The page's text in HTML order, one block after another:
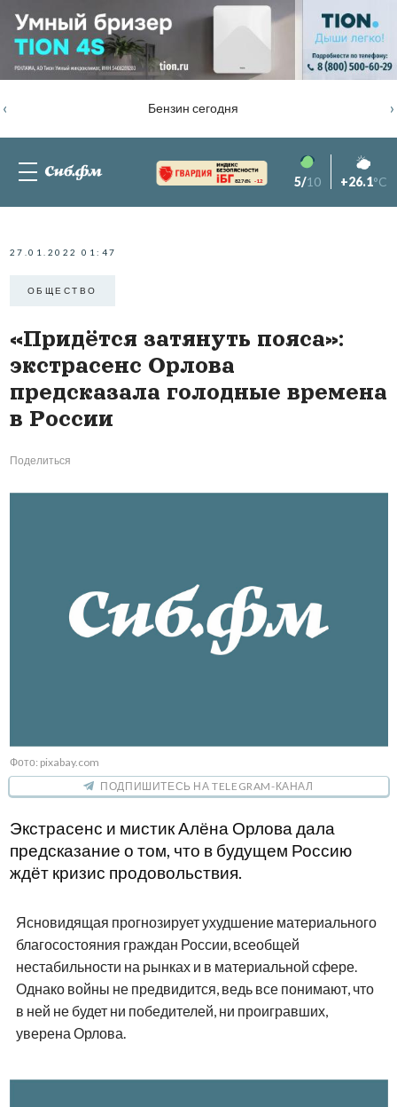
Бензин сегодня
‹ ›
82.76% -1.2 5/10 +26.1°C
27.01.2022 01:47
ОБЩЕСТВО
«Придётся затянуть пояса»:
экстрасенс Орлова
предсказала голодные времена
в России
Поделиться
Фото: pixabay.com
ПОДПИШИТЕСЬ НА TELEGRAM-КАНАЛ
Экстрасенс и мистик Алёна Орлова дала
предсказание о том, что в будущем Россию
ждёт кризис продовольствия.
Ясновидящая прогнозирует ухудшение материального
благосостояния граждан России, всеобщей
нестабильности на рынках и в материальной сфере.
Однако войны не предвидится, ведь все понимают, что
в ней не будет ни победителей, ни проигравших,
уверена Орлова.